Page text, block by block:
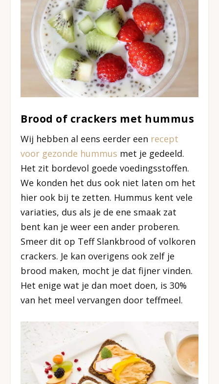
Brood of crackers met hummus
Wij hebben al eens eerder een recept
voor gezonde hummus met je gedeeld.
Het zit bordevol goede voedingsstoffen.
We konden het dus ook niet laten om het
hier ook bij te zetten. Hummus kent vele
variaties, dus als je de ene smaak zat
bent kan je weer een ander proberen.
Smeer dit op Teff Slankbrood of volkoren
crackers. Je kan overigens ook zelf je
brood maken, mocht je dat fijner vinden.
Het enige wat je dan moet doen, is 30%
van het meel vervangen door teffmeel.